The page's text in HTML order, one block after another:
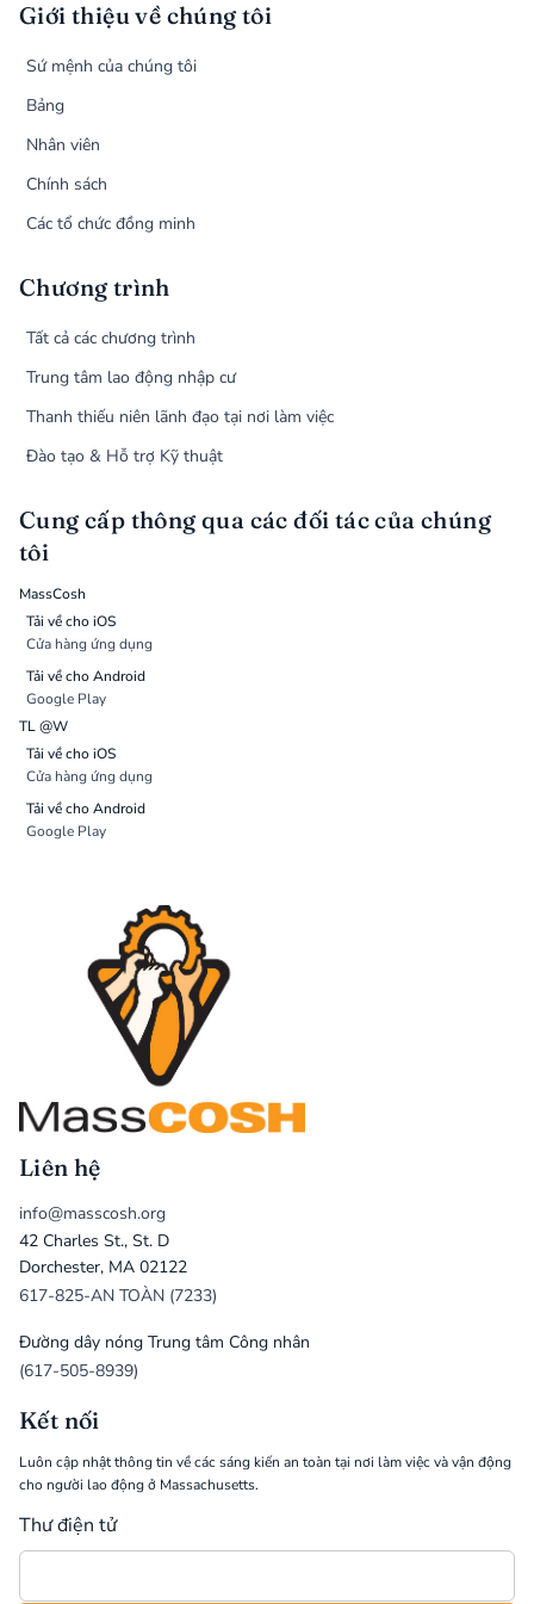
Giới thiệu về chúng tôi
Sứ mệnh của chúng tôi
Bảng
Nhân viên
Chính sách
Các tổ chức đồng minh
Chương trình
Tất cả các chương trình
Trung tâm lao động nhập cư
Thanh thiếu niên lãnh đạo tại nơi làm việc
Đào tạo & Hỗ trợ Kỹ thuật
Cung cấp thông qua các đối tác của chúng
tôi
MassCosh
Tải về cho iOS
Cửa hàng ứng dụng
Tải về cho Android
Google Play
TL @W
Tải về cho iOS
Cửa hàng ứng dụng
Tải về cho Android
Google Play
Liên hệ
info@masscosh.org
42 Charles St., St. D
Dorchester, MA 02122
617-825-AN TOÀN (7233)
Đường dây nóng Trung tâm Công nhân
(617-505-8939)
Kết nối
Luôn cập nhật thông tin về các sáng kiến an toàn tại nơi làm việc và vận động
cho người lao động ở Massachusetts.
Thư điện tử